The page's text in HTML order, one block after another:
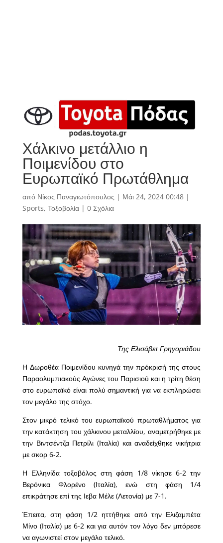
Χάλκινο μετάλλιο η
Ποιμενίδου στο
Ευρωπαϊκό Πρωτάθλημα
από Νίκος Παναγιωτόπουλος | Μάι 24, 2024 00:48|
Sports, Τοξοβολία| 0 Σχόλια
Της Ελισάβετ Γρηγοριάδου
Η Δωροθέα Ποιμενίδου κυνηγά την πρόκρισή της στους
Παραολυμπιακούς Αγώνες του Παρισιού και η τρίτη θέση
στο ευρωπαϊκό είναι πολύ σημαντική για να εκπληρώσει
τον μεγάλο της στόχο.
Στον μικρό τελικό του ευρωπαϊκού πρωταθλήματος για
την κατάκτηση του χάλκινου μεταλλίου, αναμετρήθηκε με
την Βιντσέντζα Πετρίλι (Ιταλία) και αναδείχθηκε νικήτρια
με σκορ 6-2.
Η Ελληνίδα τοξοβόλος στη φάση 1/8 νίκησε 6-2 την
Βερόνικα Φλορένο (Ιταλία), ενώ στη φάση 1/4
επικράτησε επί της Ιεβα Μέλε (Λετονία) με 7-1.
Έπειτα, στη φάση 1/2 ηττήθηκε από την Ελιζαμπέτα
Μίνο (Ιταλία) με 6-2 και για αυτόν τον λόγο δεν μπόρεσε
να αγωνιστεί στον μεγάλο τελικό.